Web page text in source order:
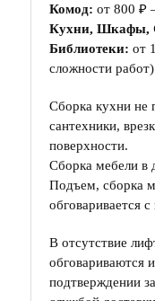
Комод: от 800 ₽
Кухни, Шкафы,
Библиотеки: от
сложности работ)
Сборка кухни не
сантехники,
поверхности.
Сборка мебели в
Подъем, сборка
обговаривается
В отсутствие
обговариваются
подтверждении